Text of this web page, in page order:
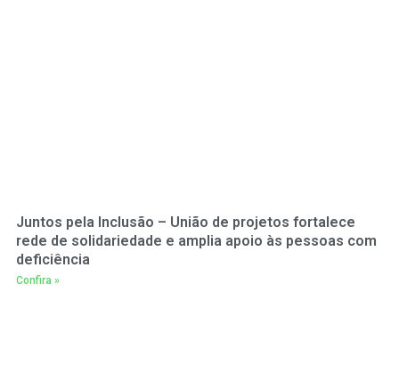
Juntos pela Inclusão – União de projetos fortalece
rede de solidariedade e amplia apoio às pessoas com
deficiência
Confira »